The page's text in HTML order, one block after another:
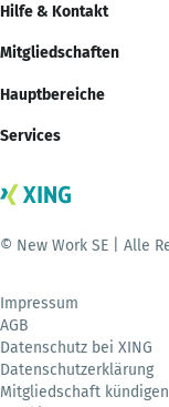
Hilfe & Kontakt
Mitgliedschaften
Hauptbereiche
Services
© New Work SE | Alle
Impressum
AGB
Datenschutz bei XING
Datenschutzerklärung
Mitgliedschaft kündigen